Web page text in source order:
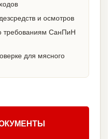
и осмотров
требованиям СанПиН
для мясного